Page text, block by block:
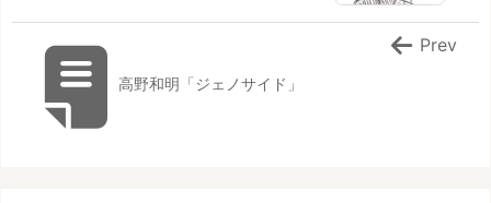
高野和明「ジェノサイド」
Prev